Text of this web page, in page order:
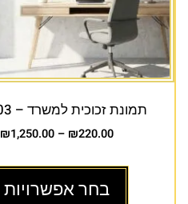
תמונת זכוכית למשרד – AU-003
₪220.00
–
₪1,250.00
בחר אפשרויות